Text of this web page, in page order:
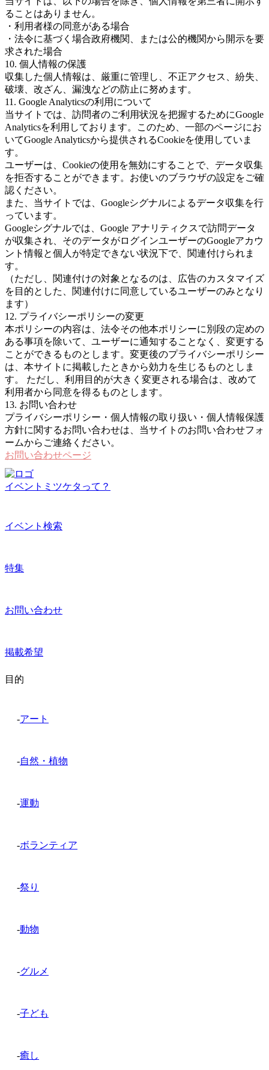
ることはありません。
・利用者様の同意がある場合
・法令に基づく場合政府機関、または公的機関から開示を要
求された場合
10. 個人情報の保護
収集した個人情報は、厳重に管理し、不正アクセス、紛失、
破壊、改ざん、漏洩などの防止に努めます。
11. Google Analyticsの利用について
当サイトでは、訪問者のご利用状況を把握するためにGoogle
Analyticsを利用しております。このため、一部のページにお
いてGoogle Analyticsから提供されるCookieを使用していま
す。
ユーザーは、Cookieの使用を無効にすることで、データ収集
を拒否することができます。お使いのブラウザの設定をご確
認ください。
また、当サイトでは、Googleシグナルによるデータ収集を行
っています。
Googleシグナルでは、Google アナリティクスで訪問データ
が収集され、そのデータがログインユーザーのGoogleアカウ
ント情報と個人が特定できない状況下で、関連付けられま
す。
（ただし、関連付けの対象となるのは、広告のカスタマイズ
を目的とした、関連付けに同意しているユーザーのみとなり
ます）
12. プライバシーポリシーの変更
本ポリシーの内容は、法令その他本ポリシーに別段の定めの
ある事項を除いて、ユーザーに通知することなく、変更する
ことができるものとします。変更後のプライバシーポリシー
は、本サイトに掲載したときから効力を生じるものとしま
す。 ただし、利用目的が大きく変更される場合は、改めて
利用者から同意を得るものとします。
13. お問い合わせ
プライバシーポリシー・個人情報の取り扱い・個人情報保護
方針に関するお問い合わせは、当サイトのお問い合わせフォ
ームからご連絡ください。
お問い合わせページ
イベントミツケタって？
イベント検索
特集
お問い合わせ
掲載希望
目的
-アート
-自然・植物
-運動
-ボランティア
-祭り
-動物
-グルメ
-子ども
-癒し